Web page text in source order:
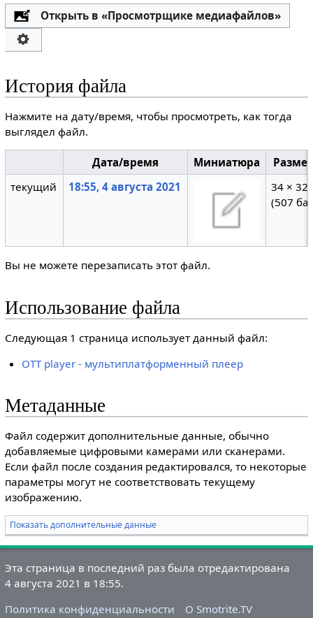
Открыть в «Просмотрщике медиафайлов»
История файла
Нажмите на дату/время, чтобы просмотреть, как тогда
выглядел файл.
Дата/время Миниатюра
текущий
18:55, 4 августа 2021
34 × 32
(507
Вы не можете перезаписать этот файл.
Использование файла
Следующая 1 страница использует данный файл:
OTT player - мультиплатформенный плеер
Метаданные
Файл содержит дополнительные данные, обычно
добавляемые цифровыми камерами или сканерами.
Если файл после создания редактировался, то некоторые
параметры могут не соответствовать текущему
изображению.
Показать дополнительные данные
Эта страница в последний раз была отредактирована
4 августа 2021 в 18:55.
Политика конфиденциальности
О Smotrite.TV